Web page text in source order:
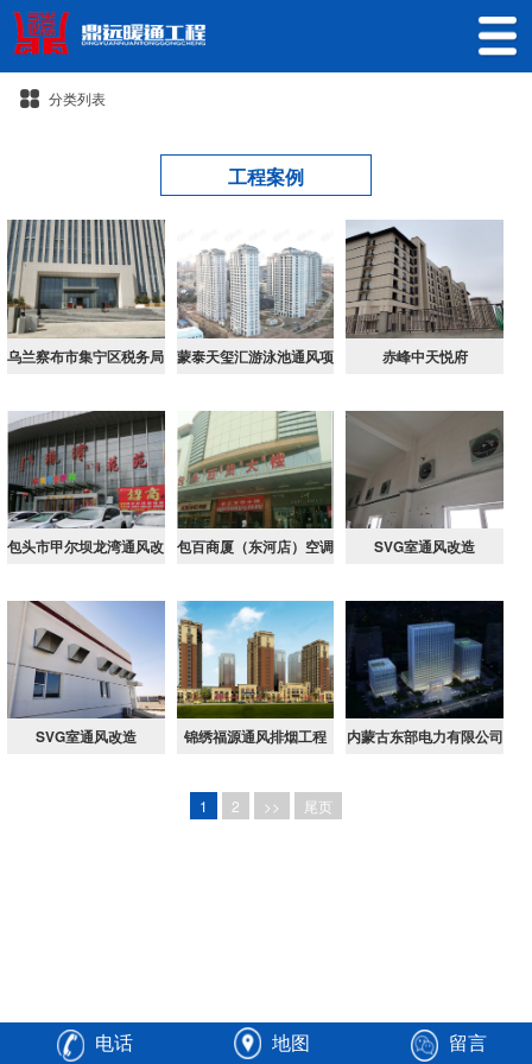
分类列表
工程案例
乌兰察布市集宁区税务局
蒙泰天玺汇游泳池通风项
赤峰中天悦府
包头市甲尔坝龙湾通风改
包百商厦（东河店）空调
SVG室通风改造
SVG室通风改造 锦绣福源通风排烟工程
内蒙古东部电力有限公司
1 2 >> 尾页
电话 地图 留言